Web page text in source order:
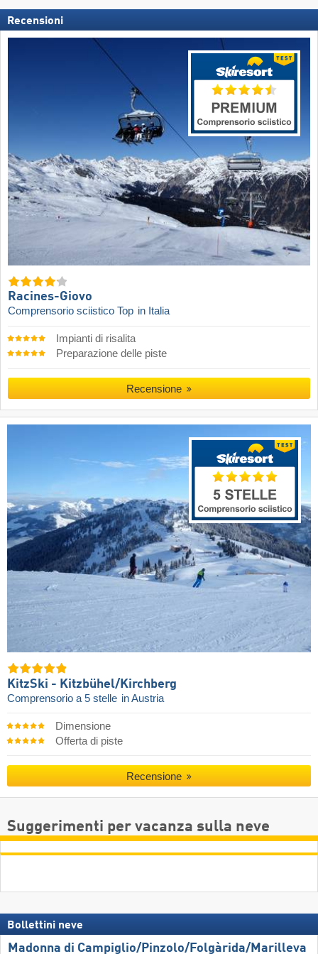
Recensioni
Racines-Giovo
Comprensorio sciistico Top in Italia
Impianti di risalita
Preparazione delle piste
Recensione
KitzSki - Kitzbühel/​Kirchberg
Comprensorio a 5 stelle in Austria
Dimensione
Offerta di piste
Recensione
Suggerimenti per vacanza sulla neve
Bollettini neve
Madonna di Campiglio/​Pinzolo/​Folgàrida/​Marilleva